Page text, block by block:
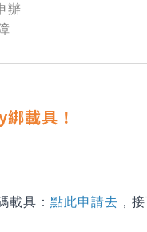
辦
載具！
載具： 點此申請去 ，